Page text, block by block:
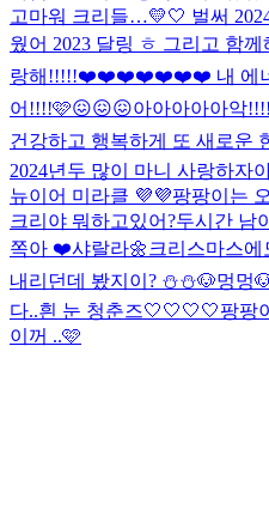
고마워 크리들…💛🤍 벌써
웠어 2023 달링 ㅎ 그리고 함
랑해!!!!!❤️❤️❤️❤️❤️❤️❤️ 내 에너
어!!!!🩷😖😖😖아아아아아악
건강하고 행복하게 또 새로
2024년두 많이 마니 사랑하자
뉴이어 미라클 💜💜팡팡이는
크리야 뭐하고있어?두시간 남
쪽아 ❤️샤랄라🌼 크리스마스에
내리던데 봤지이? ⛄️⛄️🐶멍멍
다..흰 눈 청춘즈🤍🤍🤍🤍팡팡
이꺼 ..🩷